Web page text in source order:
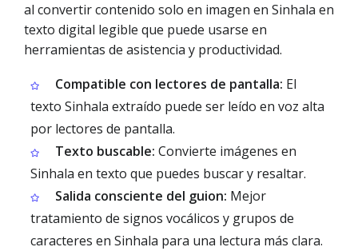
al convertir contenido solo en imagen en Sinhala en
texto digital legible que puede usarse en
herramientas de asistencia y productividad.
Compatible con lectores de pantalla: El
texto Sinhala extraído puede ser leído en voz alta
por lectores de pantalla.
Texto buscable: Convierte imágenes en
Sinhala en texto que puedes buscar y resaltar.
Salida consciente del guion: Mejor
tratamiento de signos vocálicos y grupos de
caracteres en Sinhala para una lectura más clara.